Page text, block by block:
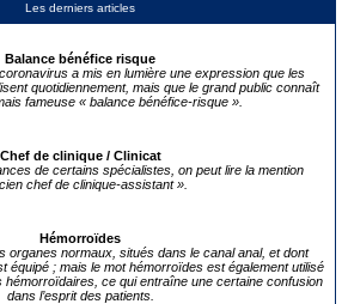
Les derniers articles
Balance bénéfice risque
a mis en lumière une expression que les
quotidiennement, mais que le grand public connaît
fameuse « balance bénéfice-risque ».
Chef de clinique / Clinicat
de certains spécialistes, on peut lire la mention
chef de clinique-assistant ».
Hémorroïdes
organes normaux, situés dans le canal anal, et dont
équipé ; mais le mot hémorroïdes est également utilisé
hémorroïdaires, ce qui entraîne une certaine confusion
dans l’esprit des patients.